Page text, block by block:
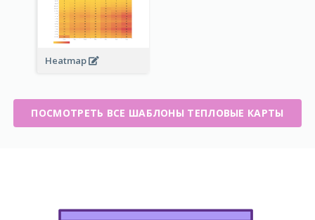
Heatmap
ПОСМОТРЕТЬ ВСЕ ШАБЛОНЫ ТЕПЛОВЫЕ КАРТЫ